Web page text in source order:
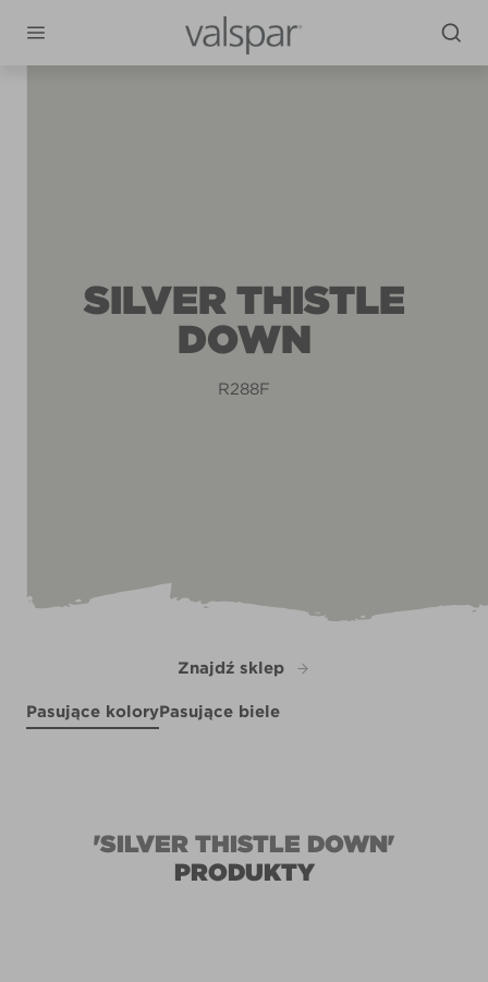
SILVER THISTLE
DOWN
R288F
Znajdź sklep
Pasujące koloryPasujące biele
'SILVER THISTLE DOWN'
PRODUKTY